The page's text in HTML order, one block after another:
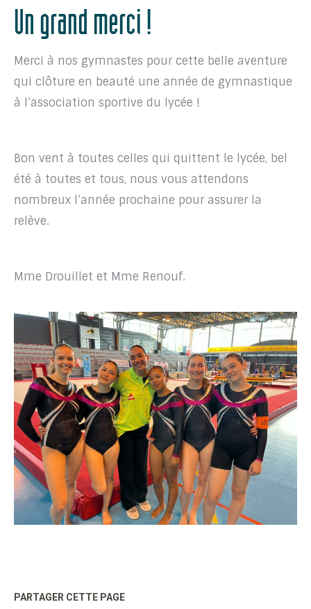
Un grand merci !
Merci à nos gymnastes pour cette belle aventure
qui clôture en beauté une année de gymnastique
à l’association sportive du lycée !
Bon vent à toutes celles qui quittent le lycée, bel
été à toutes et tous, nous vous attendons
nombreux l’année prochaine pour assurer la
relève.
Mme Drouillet et Mme Renouf.
PARTAGER CETTE PAGE